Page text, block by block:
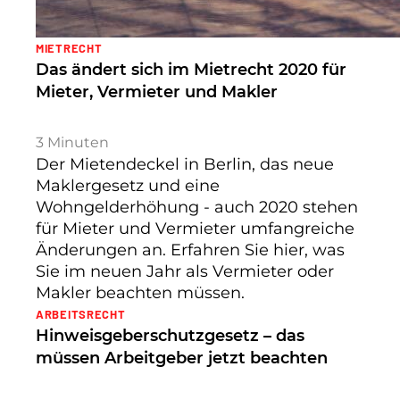
MIETRECHT
Das ändert sich im Mietrecht 2020 für
Mieter, Vermieter und Makler
3 Minuten
Der Mietendeckel in Berlin, das neue
Maklergesetz und eine
Wohngelderhöhung - auch 2020 stehen
für Mieter und Vermieter umfangreiche
Änderungen an. Erfahren Sie hier, was
Sie im neuen Jahr als Vermieter oder
Makler beachten müssen.
ARBEITSRECHT
Hinweisgeberschutzgesetz – das
müssen Arbeitgeber jetzt beachten